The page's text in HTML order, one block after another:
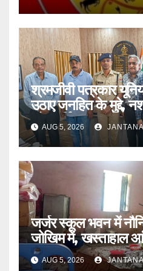
श्रमजीवी पत्रकार
उठाए जनहित के मुद्दे,
और पार्किंग व्यवस्था पर
AUG 5, 2026
जर्जर स्कूल भवन में
जोखिम में, खस्ताहाल
जागा प्रशासन
AUG 5, 2026